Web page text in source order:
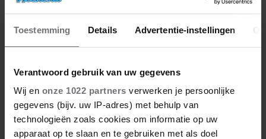
Toestemming Details Advertentie-instellingen
Verantwoord gebruik van uw gegevens
Wij en onze 1022 partners verwerken je persoonlijke
gegevens (bijv. uw IP-adres) met behulp van
technologieën zoals cookies om informatie op uw
apparaat op te slaan en te gebruiken met als doel